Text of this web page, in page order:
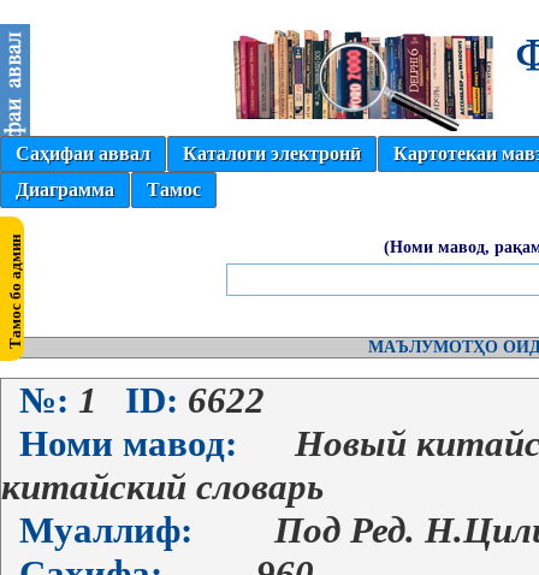
Саҳифаи аввал Каталоги электронӣ
Картотекаи
Диаграмма
Тамос
(Номи мавод,
МАЪЛУМОТҲО
№: 1 ID: 6622
Номи мавод:
Новый
китайский словарь
Муаллиф:
Под Ред.